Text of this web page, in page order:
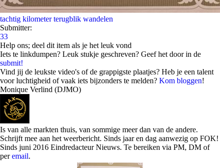
tachtig kilometer terugblik wandelen
Submitter:
33
Help ons; deel dit item als je het leuk vond
Iets te linkdumpen? Leuk stukje geschreven? Geef het door in de
submit!
Vind jij de leukste video's of de grappigste plaatjes? Heb je een talent
voor luchtigheid of vaak iets bijzonders te melden? Kom bloggen!
Monique Verlind (DJMO)
Is van alle markten thuis, van sommige meer dan van de andere.
Schrijft mee aan het weerbericht. Sinds jaar en dag aanwezig op FOK!
Sinds juni 2016 Eindredacteur Nieuws. Te bereiken via PM, DM of
peremail.